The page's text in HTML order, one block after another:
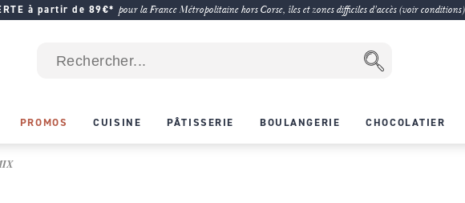
à partir de 89€* pour la France Métropolitaine hors Corse, îles et zones difficiles d'accès (voir conditions)
PROMOS CUISINE PÂTISSERIE BOULANGERIE CHOCOLATIER